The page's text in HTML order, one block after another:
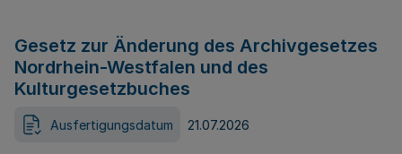
Gesetz zur Änderung des Archivgesetzes
Nordrhein-Westfalen und des
Kulturgesetzbuches
Ausfertigungsdatum 21.07.2026